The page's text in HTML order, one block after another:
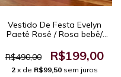
Vestido De Festa Evelyn
Paetê Rosê / Rosa bebê/
R$490,00
R$199,00
2 x de R$99,50 sem juros